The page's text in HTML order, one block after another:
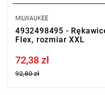
MILWAUKEE
4932498495 -
Flex, rozmiar XXL
Price tax included
72,38 zł
92,80 zł